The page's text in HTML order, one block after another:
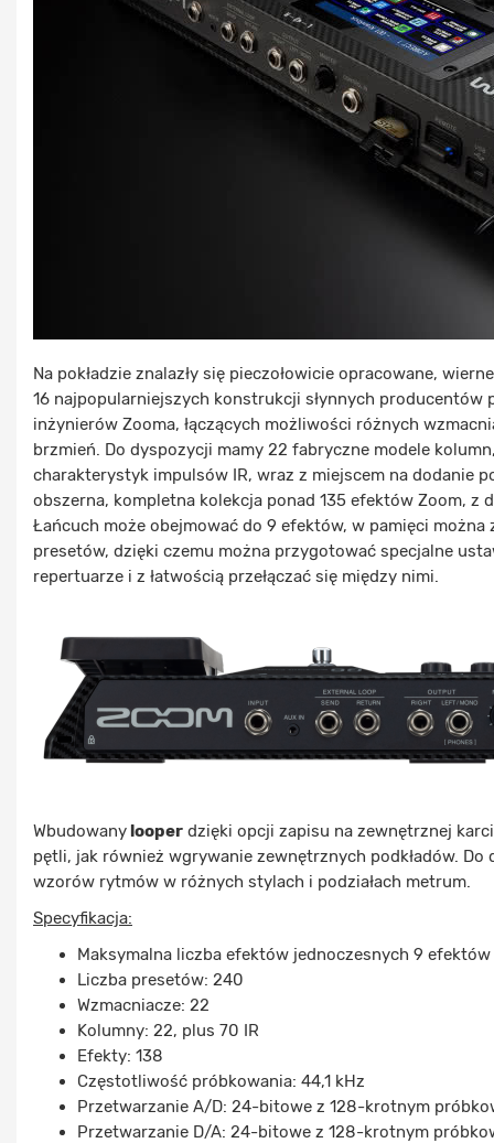
Na pokładzie znalazły się pieczołowicie opracowane,
16 najpopularniejszych konstrukcji słynnych
inżynierów Zooma, łączących możliwości różnych
brzmień. Do dyspozycji mamy 22 fabryczne modele
charakterystyk impulsów IR, wraz z miejscem na dodanie
obszerna, kompletna kolekcja ponad 135 efektów Zoom, z
Łańcuch może obejmować do 9 efektów, w pamięci
presetów, dzięki czemu można przygotować specjalne
repertuarze i z łatwością przełączać się między nimi.
Wbudowanylooper dzięki opcji zapisu na zewnętrznej
pętli, jak również wgrywanie zewnętrznych podkładów.
wzorów rytmów w różnych stylach i podziałach metrum.
Specyfikacja:
Maksymalna liczba efektów jednoczesnych 9 efektów
Liczba presetów: 240
Wzmacniacze: 22
Kolumny: 22, plus 70 IR
Efekty: 138
Częstotliwość próbkowania: 44,1 kHz
Przetwarzanie A/D: 24-bitowe z 128-krotnym
Przetwarzanie D/A: 24-bitowe z 128-krotnym